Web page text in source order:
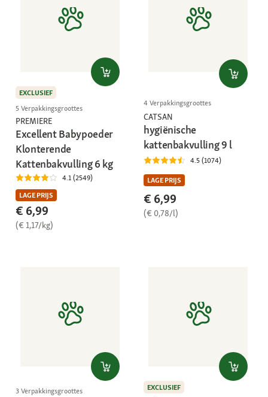
EXCLUSIEF
5 Verpakkingsgroottes
PREMIERE
Excellent Babypoeder
Klonterende
Kattenbakvulling 6 kg
4.1 (2549)
LAGE PRIJS
€ 6,99
(€ 1,17/kg)
4 Verpakkingsgroottes
CATSAN
hygiënische
kattenbakvulling 9 l
4.5 (1074)
LAGE PRIJS
€ 6,99
(€ 0,78/l)
3 Verpakkingsgroottes EXCLUSIEF